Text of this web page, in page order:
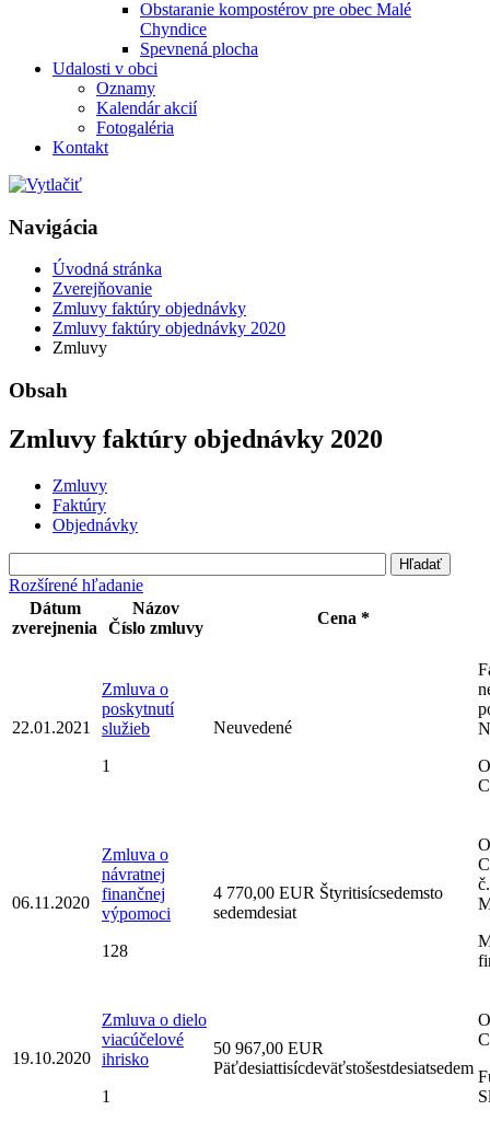
Obstaranie kompostérov pre obec Malé
Chyndice
Spevnená plocha
Udalosti v obci
Oznamy
Kalendár akcií
Fotogaléria
Kontakt
Navigácia
Úvodná stránka
Zverejňovanie
Zmluvy faktúry objednávky
Zmluvy faktúry objednávky 2020
Zmluvy
Obsah
Zmluvy faktúry objednávky 2020
Zmluvy
Faktúry
Objednávky
Rozšírené hľadanie
Dátum
zverejnenia
Názov
Číslo zmluvy
Cena *
22.01.2021
Zmluva o
poskytnutí
služieb
1
Neuvedené
06.11.2020
Zmluva o
návratnej
finančnej
výpomoci
128
4 770,00 EUR Štyritisícsedemsto
sedemdesiat
19.10.2020
Zmluva o dielo
viacúčelové
ihrisko
1
50 967,00 EUR
Päťdesiattisícdeväťstošestdesiatsedem